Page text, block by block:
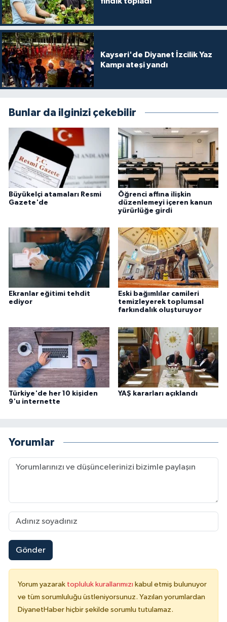
Kayseri'de Diyanet İzcilik Yaz
Kampı ateşi yandı
Bunlar da ilginizi çekebilir
Büyükelçi atamaları Resmi
Gazete'de
Öğrenci affına ilişkin
düzenlemeyi içeren kanun
yürürlüğe girdi
Ekranlar eğitimi tehdit
ediyor
Eski bağımlılar camileri
temizleyerek toplumsal
farkındalık oluşturuyor
Türkiye'de her 10 kişiden
9'u internette
YAŞ kararları açıklandı
Yorumlar
Gönder
Yorum yazarak topluluk kurallarımızı kabul etmiş bulunuyor
ve tüm sorumluluğu üstleniyorsunuz. Yazılan yorumlardan
DiyanetHaber hiçbir şekilde sorumlu tutulamaz.
Konya Müftülüğü
Kütahya Müftülüğü
Malatya Müftülüğü
Mersin Müftülüğü
Muğla Müftülüğü
Muş Müftülüğü
Nevşehir Müftülüğü
Niğde Müftülüğü
Ordu Müftülüğü
Osmaniye Müftülüğü
Rize Müftülüğü
Sakarya Müftülüğü
Samsun Müftülüğü
Sivas Müftülüğü
Şırnak Müftülüğü
Tokat Müftülüğü
Trabzon Müftülüğü
Tunceli Müftülüğü